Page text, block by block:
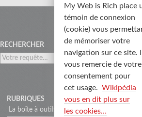
RECHERCHER
RUBRIQUES
La boîte à outils
My Web is Rich place
témoin de connexion
(cookie) vous
de mémoriser votre
navigation sur ce site. Il
vous remercie de votre
consentement pour
cet usage. Wikipédia
vous en dit plus sur
les cookies…